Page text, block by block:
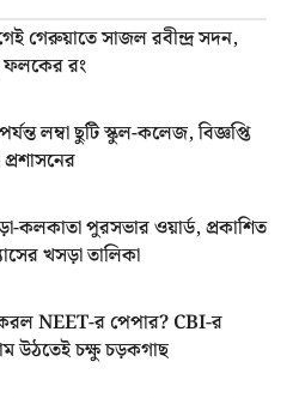
গেরুয়াতে সাজল রবীন্দ্র সদন,
রং
লম্বা ছুটি স্কুল-কলেজ, বিজ্ঞপ্তি
কলকাতা পুরসভার ওয়ার্ড, প্রকাশিত
খসড়া তালিকা
NEET-র পেপার? CBI-র
উঠতেই চক্ষু চড়কগাছ